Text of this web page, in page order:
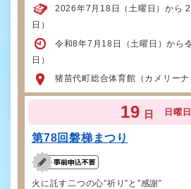
2026年7月18日（土曜日）から
日）
令和8年7月18日（土曜日）から
日）
猪苗代町総合体育館（カメリーナ
19 日 日曜日
第78回磐梯まつり
火に託す二つの心”祈り”と”感謝”